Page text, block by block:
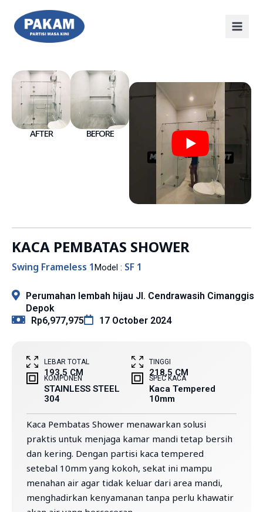
AFTER BEFORE
KACA PEMBATAS SHOWER
Swing Frameless 1Model : SF 1
Perumahan lembah hijau Jl. Cendrawasih Cimanggis
Depok
Rp6,977,975
17 October 2024
LEBAR TOTAL
193,5 CM
TINGGI
218,5 CM
KOMPONEN
STAINLESS STEEL
304
SPEC KACA
Kaca Tempered
10mm
Kaca Pembatas Shower menawarkan solusi
praktis untuk menjaga kamar mandi tetap bersih
dan kering. Dengan partisi kaca tempered
setebal 10mm yang kokoh, sekat ini mampu
menahan air agar tidak keluar dari area mandi,
menghadirkan kenyamanan tanpa perlu khawatir